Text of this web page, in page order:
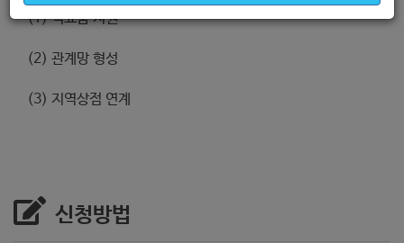
(1) 식료품 지원
(2) 관계망 형성
(3) 지역상점 연계
신청방법